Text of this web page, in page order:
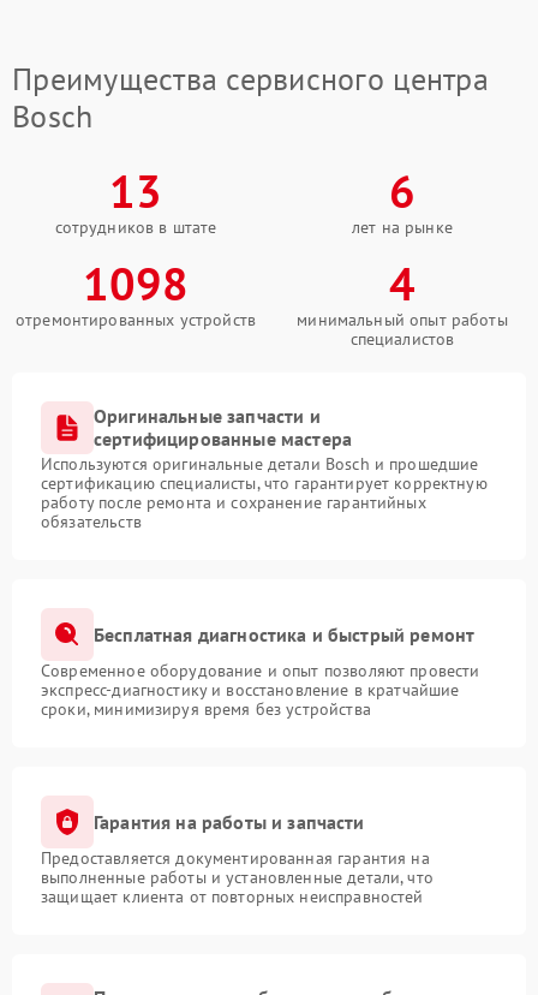
Преимущества сервисного центра
Bosch
13
сотрудников в штате
6
лет на рынке
1098
отремонтированных устройств
4
минимальный опыт работы
специалистов
Оригинальные запчасти и
сертифицированные мастера
Используются оригинальные детали Bosch и прошедшие
сертификацию специалисты, что гарантирует корректную
работу после ремонта и сохранение гарантийных
обязательств
Бесплатная диагностика и быстрый ремонт
Современное оборудование и опыт позволяют провести
экспресс-диагностику и восстановление в кратчайшие
сроки, минимизируя время без устройства
Гарантия на работы и запчасти
Предоставляется документированная гарантия на
выполненные работы и установленные детали, что
защищает клиента от повторных неисправностей